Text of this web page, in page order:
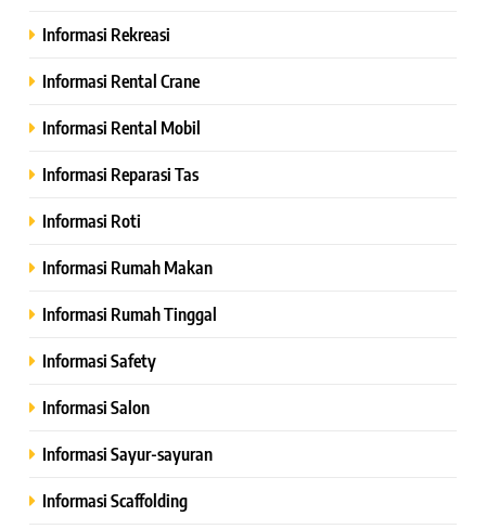
Informasi Rekreasi
Informasi Rental Crane
Informasi Rental Mobil
Informasi Reparasi Tas
Informasi Roti
Informasi Rumah Makan
Informasi Rumah Tinggal
Informasi Safety
Informasi Salon
Informasi Sayur-sayuran
Informasi Scaffolding